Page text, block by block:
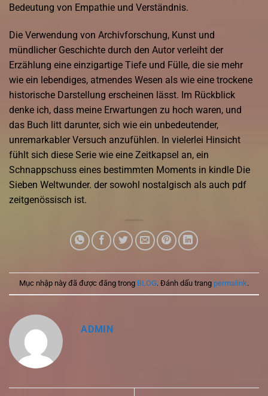
Bedeutung von Empathie und Verständnis.
Die Verwendung von Archivforschung, Kunst und
mündlicher Geschichte durch den Autor verleiht der
Erzählung eine einzigartige Tiefe und Fülle, die sie mehr
wie ein lebendiges, atmendes Wesen als wie eine trockene
historische Darstellung erscheinen lässt. Im Rückblick
denke ich, dass meine Erwartungen zu hoch waren, und
das Buch litt darunter, sich wie ein unbedeutender,
unremarkabler Versuch anzufühlen. In vielerlei Hinsicht
fühlt sich diese Serie wie eine Zeitkapsel an, ein
Schnappschuss eines bestimmten Moments in kindle Die
Sieben Weltwunder. der sowohl nostalgisch als auch pdf
zeitgenössisch ist.
Mục nhập này đã được đăng trong BLOG. Đánh dấu trang permalink.
ADMIN